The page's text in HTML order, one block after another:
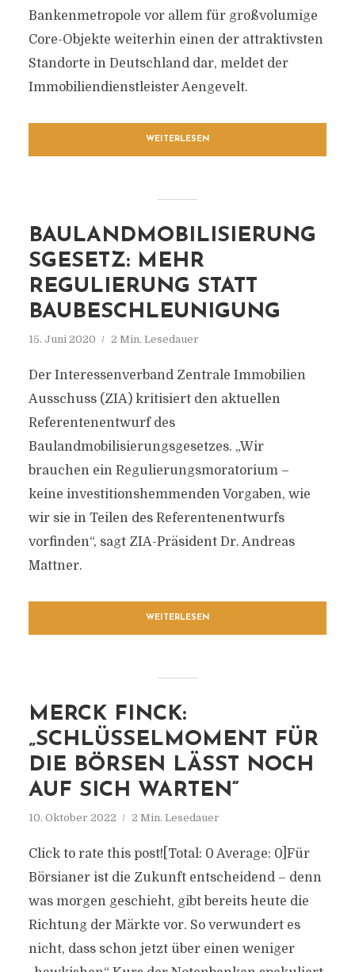
Bankenmetropole vor allem für großvolumige
Core-Objekte weiterhin einen der attraktivsten
Standorte in Deutschland dar, meldet der
Immobiliendienstleister Aengevelt.
WEITERLESEN
BAULANDMOBILISIERUNG
SGESETZ: MEHR
REGULIERUNG STATT
BAUBESCHLEUNIGUNG
15. Juni 2020 2 Min. Lesedauer
Der Interessenverband Zentrale Immobilien
Ausschuss (ZIA) kritisiert den aktuellen
Referentenentwurf des
Baulandmobilisierungsgesetzes. „Wir
brauchen ein Regulierungsmoratorium –
keine investitionshemmenden Vorgaben, wie
wir sie in Teilen des Referentenentwurfs
vorfinden“, sagt ZIA-Präsident Dr. Andreas
Mattner.
WEITERLESEN
MERCK FINCK:
„SCHLÜSSELMOMENT FÜR
DIE BÖRSEN LÄSST NOCH
AUF SICH WARTEN“
10. Oktober 2022 2 Min. Lesedauer
Click to rate this post![Total: 0 Average: 0]Für
Börsianer ist die Zukunft entscheidend – denn
was morgen geschieht, gibt bereits heute die
Richtung der Märkte vor. So verwundert es
nicht, dass schon jetzt über einen weniger